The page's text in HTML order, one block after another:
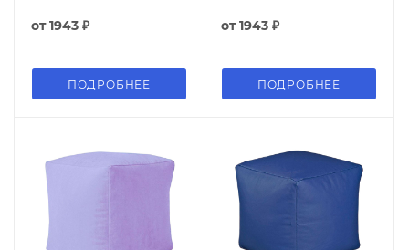
от1943 ₽
ПОДРОБНЕЕ
от1943 ₽
ПОДРОБНЕЕ